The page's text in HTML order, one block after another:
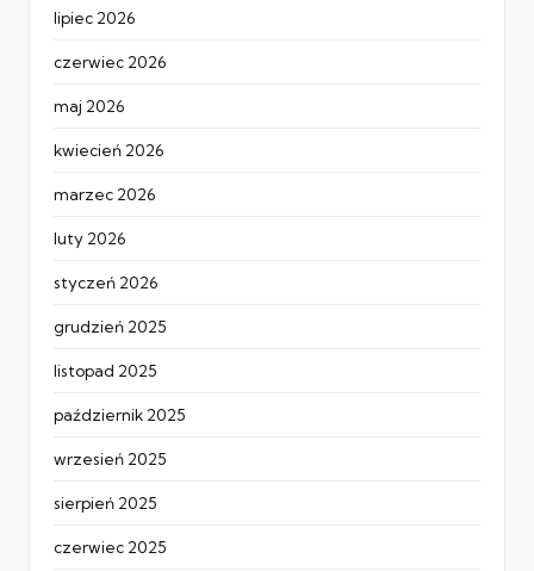
lipiec 2026
czerwiec 2026
maj 2026
kwiecień 2026
marzec 2026
luty 2026
styczeń 2026
grudzień 2025
listopad 2025
październik 2025
wrzesień 2025
sierpień 2025
czerwiec 2025